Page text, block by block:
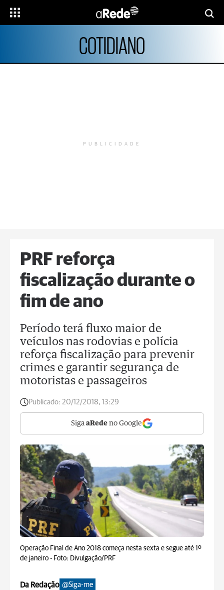
COTIDIANO
PUBLICIDADE
PRF reforça
fiscalização durante o
fim de ano
Período terá fluxo maior de
veículos nas rodovias e polícia
reforça fiscalização para prevenir
crimes e garantir segurança de
motoristas e passageiros
Publicado: 20/12/2018, 13:29
Siga aRede no Google
Operação Final de Ano 2018 começa nesta sexta e segue até 1º
de janeiro - Foto: Divulgação/PRF
Da Redação @Siga-me